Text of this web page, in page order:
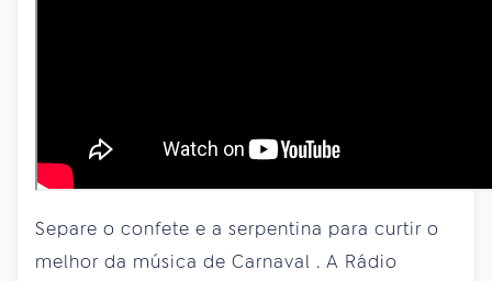
Separe o confete e a serpentina para curtir o
melhor da música de Carnaval . A Rádio